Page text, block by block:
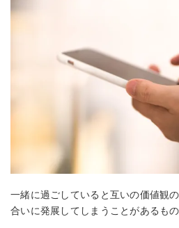
一緒に過ごしていると互いの価値観
合いに発展してしまうことがあるもの